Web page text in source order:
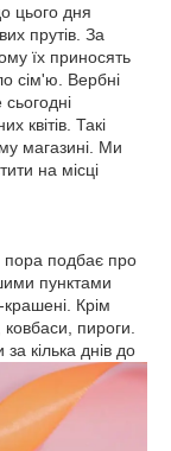
цього дня
прутів. За
їх приносять
сім'ю. Вербні
квітів. Такі
магазині. Ми
на місці
пора подбає про
пунктами
Крім
пироги.
кілька днів до